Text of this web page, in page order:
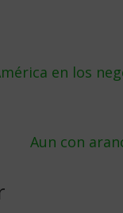
en los
Aun con